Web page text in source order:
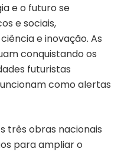
e o futuro se
e sociais,
e inovação. As
conquistando os
futuristas
como alertas
três obras nacionais
para ampliar o